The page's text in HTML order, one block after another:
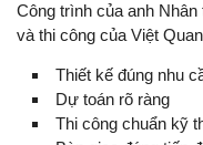
Công trình của anh
và thi công của Việt
Thiết kế đúng nhu
Dự toán rõ ràng
Thi công chuẩn kỹ